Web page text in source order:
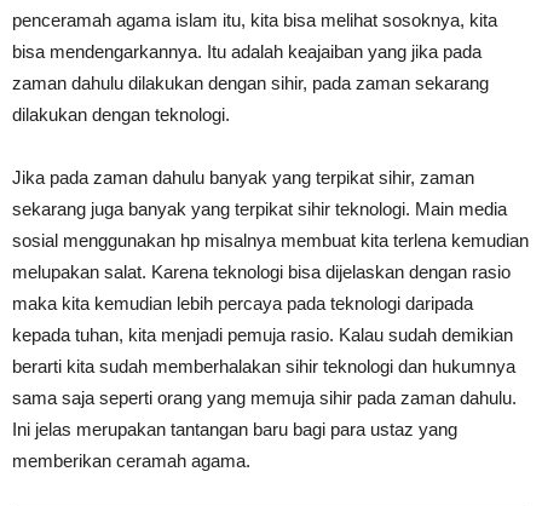
penceramah agama islam itu, kita bisa melihat sosoknya, kita
bisa mendengarkannya. Itu adalah keajaiban yang jika pada
zaman dahulu dilakukan dengan sihir, pada zaman sekarang
dilakukan dengan teknologi.
Jika pada zaman dahulu banyak yang terpikat sihir, zaman
sekarang juga banyak yang terpikat sihir teknologi. Main media
sosial menggunakan hp misalnya membuat kita terlena kemudian
melupakan salat. Karena teknologi bisa dijelaskan dengan rasio
maka kita kemudian lebih percaya pada teknologi daripada
kepada tuhan, kita menjadi pemuja rasio. Kalau sudah demikian
berarti kita sudah memberhalakan sihir teknologi dan hukumnya
sama saja seperti orang yang memuja sihir pada zaman dahulu.
Ini jelas merupakan tantangan baru bagi para ustaz yang
memberikan ceramah agama.